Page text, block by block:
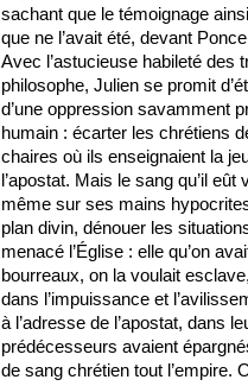
sachant que le témoignage
que ne l’avait été, devant
Avec l’astucieuse habileté des
philosophe, Julien se promit
d’une oppression savamment
humain : écarter les chrétiens
chaires où ils enseignaient la
l’apostat. Mais le sang qu’il
même sur ses mains
plan divin, dénouer les
menacé l’Église : elle qu’on
bourreaux, on la voulait
dans l’impuissance et
à l’adresse de l’apostat, dans
prédécesseurs avaient
de sang chrétien tout l’empire.